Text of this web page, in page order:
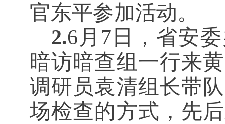
官东平参加活动。
2.6月7日，省安
暗访暗查组一行来
调研员袁清组长带
场检查的方式，先